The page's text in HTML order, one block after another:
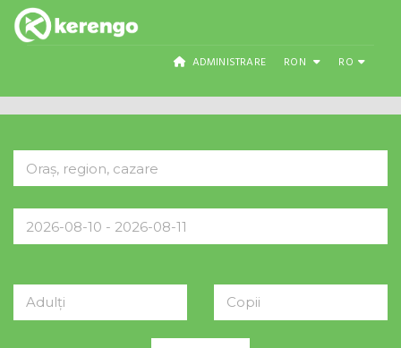
ADMINISTRARE RON RO
Adulți Copii